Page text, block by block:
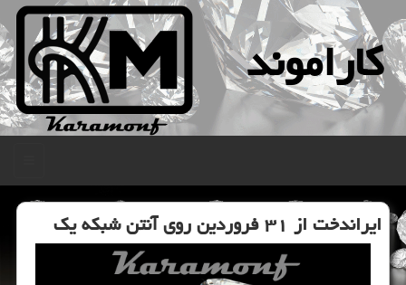
كاراموند
ایراندخت از ۳۱ فروردین روی آنتن شبكه یك